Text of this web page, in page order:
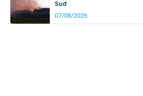
Sud
07/08/2026